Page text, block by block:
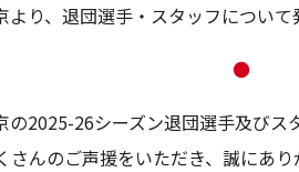
り、退団選手・スタッフについて
●
の2025-26シーズン退団選手及びス
んのご声援をいただき、誠にあり